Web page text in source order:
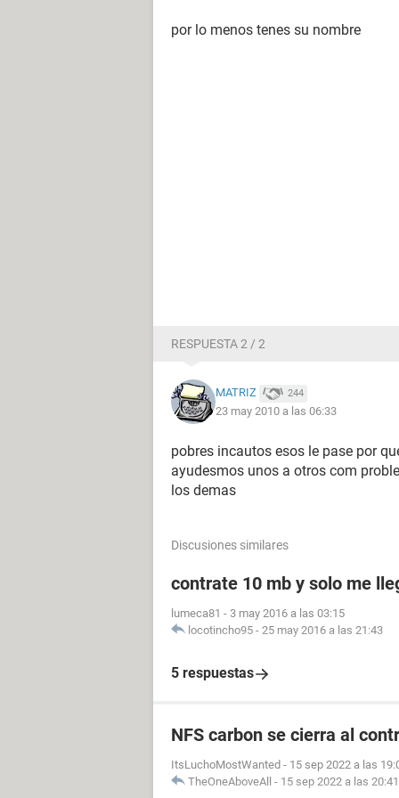
por lo menos tenes su nombre
RESPUESTA 2 / 2
MATRIZ 244
23 may 2010 a las 06:33
pobres incautos esos le pase por
ayudesmos unos a otros com
los demas
Discusiones similares
contrate 10 mb y solo me
lumeca81 - 3 may 2016 a las 03:15
locotincho95 - 25 may 2016 a las 21:43
5 respuestas
NFS carbon se cierra al
ItsLuchoMostWanted - 15 sep 2022 a las
TheOneAboveAll - 15 sep 2022 a las 20:41